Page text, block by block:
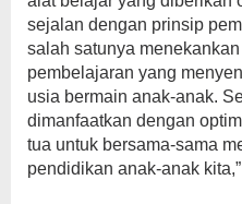
sejalan dengan prinsip
salah satunya
pembelajaran yang
usia bermain anak-anak.
dimanfaatkan dengan
tua untuk bersama-sama
pendidikan anak-anak